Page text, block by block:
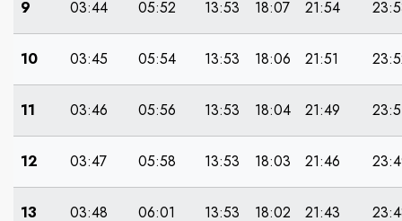
9 03:44 05:52 13:53 18:07 21:54
10 03:45 05:54 13:53 18:06 21:51
11 03:46 05:56 13:53 18:04 21:49
12 03:47 05:58 13:53 18:03 21:46
13 03:48 06:01 13:53 18:02 21:43